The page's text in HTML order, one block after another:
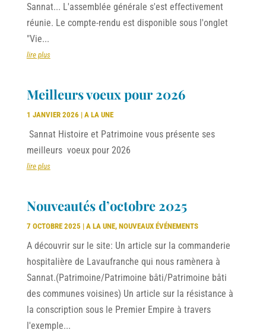
Sannat... L'assemblée générale s'est effectivement
réunie. Le compte-rendu est disponible sous l'onglet
"Vie...
lire plus
Meilleurs voeux pour 2026
1 JANVIER 2026 | A LA UNE
Sannat Histoire et Patrimoine vous présente ses
meilleurs voeux pour 2026
lire plus
Nouveautés d’octobre 2025
7 OCTOBRE 2025 | A LA UNE, NOUVEAUX ÉVÉNEMENTS
A découvrir sur le site: Un article sur la commanderie
hospitalière de Lavaufranche qui nous ramènera à
Sannat.(Patrimoine/Patrimoine bâti/Patrimoine bâti
des communes voisines) Un article sur la résistance à
la conscription sous le Premier Empire à travers
l'exemple...